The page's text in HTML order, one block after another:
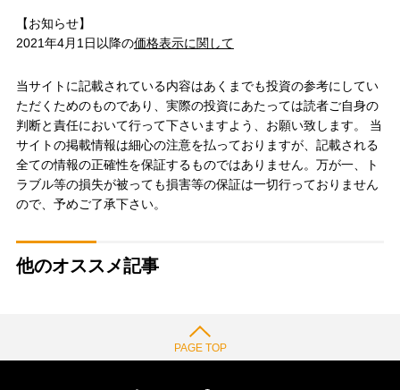
【お知らせ】
2021年4月1日以降の価格表示に関して
当サイトに記載されている内容はあくまでも投資の参考にしてい
ただくためのものであり、実際の投資にあたっては読者ご自身の
判断と責任において行って下さいますよう、お願い致します。 当
サイトの掲載情報は細心の注意を払っておりますが、記載される
全ての情報の正確性を保証するものではありません。万が一、ト
ラブル等の損失が被っても損害等の保証は一切行っておりません
ので、予めご了承下さい。
他のオススメ記事
PAGE TOP